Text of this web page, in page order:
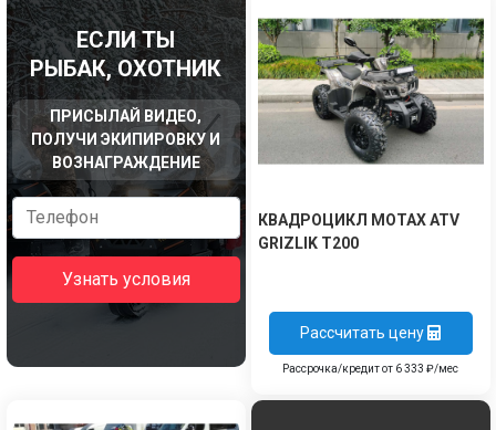
ЕСЛИ ТЫ
РЫБАК, ОХОТНИК
ПРИСЫЛАЙ ВИДЕО,
ПОЛУЧИ ЭКИПИРОВКУ И
ВОЗНАГРАЖДЕНИЕ
Узнать условия
КВАДРОЦИКЛ MOTAX ATV
GRIZLIK T200
Рассчитать цену
Рассрочка/кредит от 6 333 ₽/мес